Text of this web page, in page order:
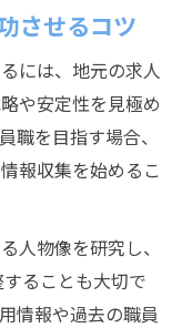
させるコツ
には、地元の求人
や安定性を見極め
職を目指す場合、
報収集を始めるこ
人物像を研究し、
ることも大切で
情報や過去の職員